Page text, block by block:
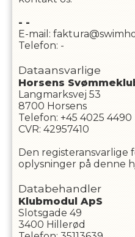
- -
E-mail :
Telefon: -
Dataansvarlige
Horsens
Langmarksvej 53
8700 Horsens
Telefon: +45 4025 4490
CVR: 42957410
Den registeransvarlige
oplysninger på denne
Databehandler
Klubmodul ApS
Slotsgade 49
3400 Hillerød